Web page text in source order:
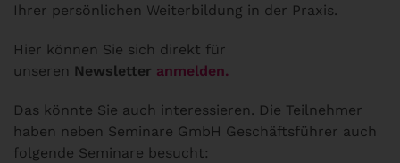
Ihrer persönlichen Weiterbildung in der Praxis.
Hier können Sie sich direkt für
unseren Newsletter anmelden.
Das könnte Sie auch interessieren. Die Teilnehmer
haben neben Seminare GmbH Geschäftsführer auch
folgende Seminare besucht: